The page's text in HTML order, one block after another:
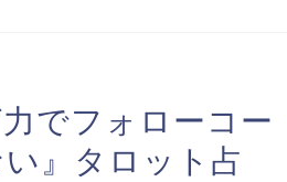
でフォローコー
』タロット占